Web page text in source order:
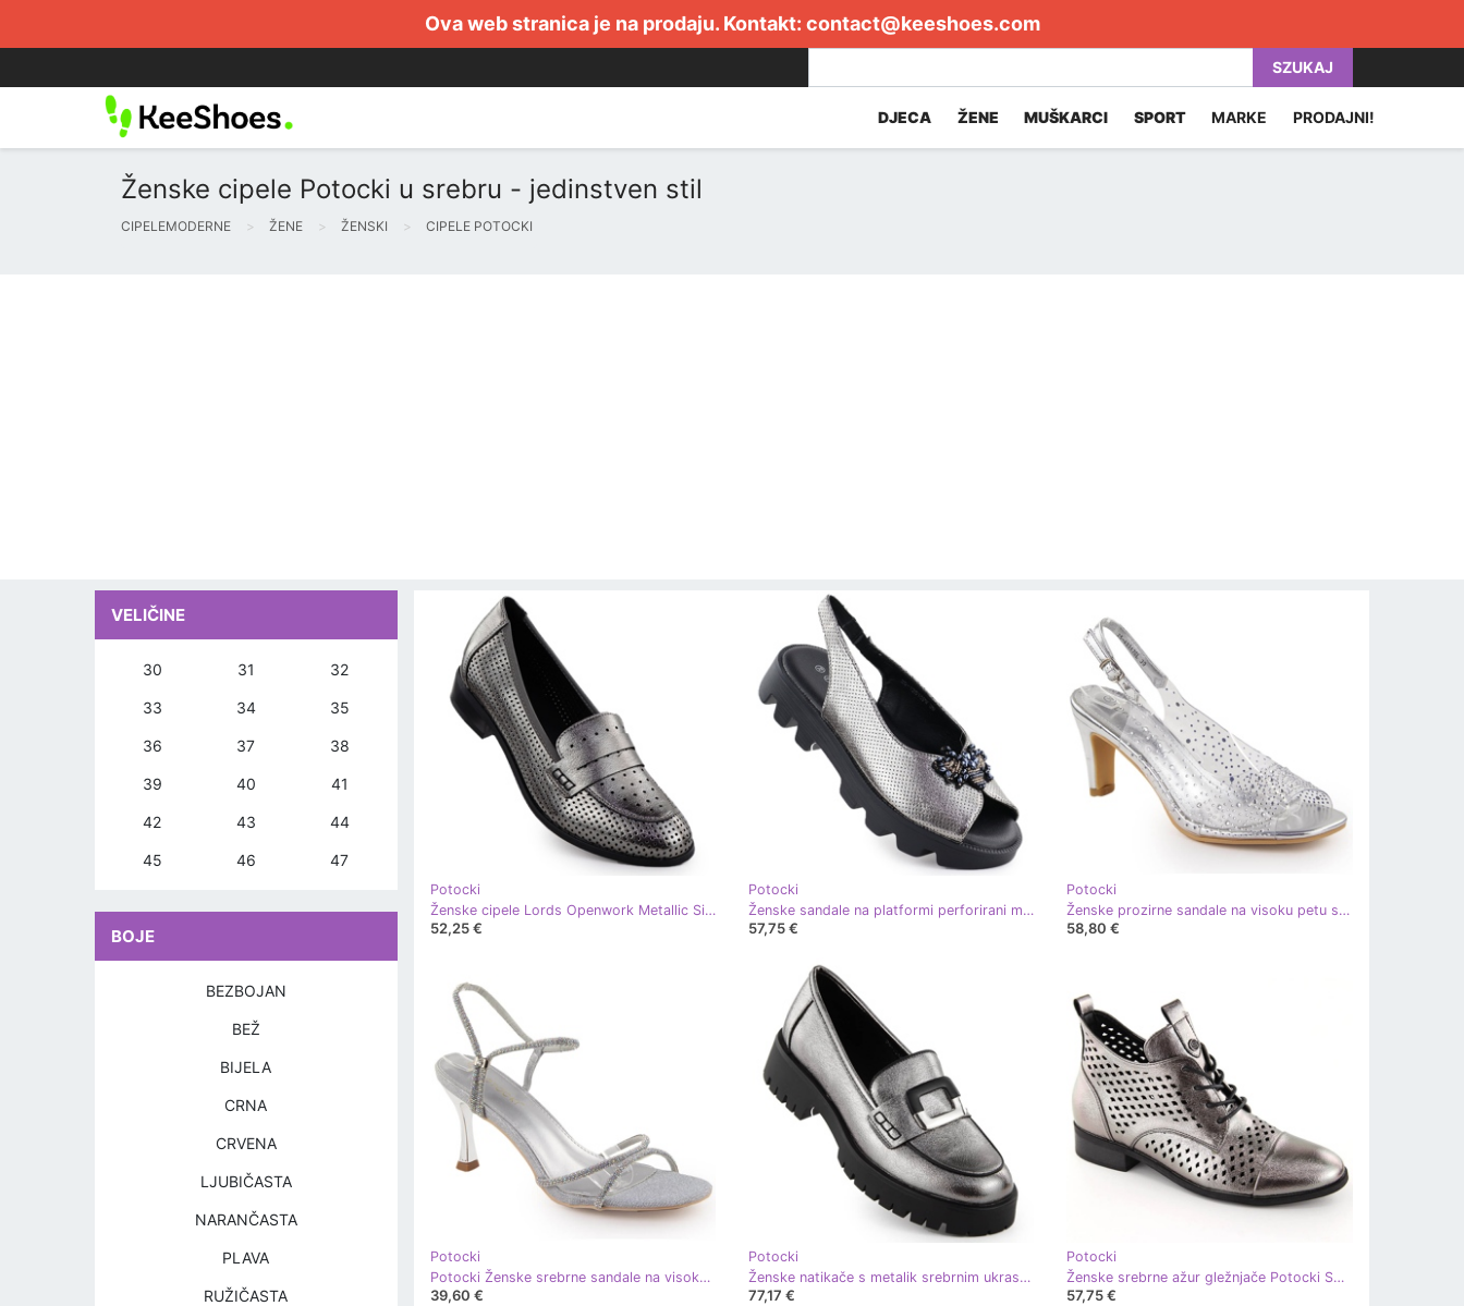
Ova web stranica je na prodaju. Kontakt: contact@keeshoes.com
SZUKAJ
DJECA ŽENE MUŠKARCI SPORT MARKE PRODAJNI!
Ženske cipele Potocki u srebru - jedinstven stil
CIPELEMODERNE ŽENE ŽENSKI CIPELE POTOCKI
Potocki
Ženske cipele Lords Openwork Metallic Silver Potocki 12581 srebro
52,25 €
Potocki
Ženske sandale na platformi perforirani metalni srebrni Potocki SZ12610 srebro
57,75 €
Potocki
Ženske prozirne sandale na visoku petu sa srebrnim cirkonima Potocki WS43317 srebro
58,80 €
Potocki
Potocki Ženske srebrne sandale na visoku petu s cirkonima LE20326 srebro
39,60 €
Potocki
Ženske natikače s metalik srebrnim ukrasom Potocki 12420 srebro
77,17 €
Potocki
Ženske srebrne ažur gležnjače Potocki SZ12091 srebro
57,75 €
VELIČINE
30 31 32
33 34 35
36 37 38
39 40 41
42 43 44
45 46 47
BOJE
BEZBOJAN
BEŽ
BIJELA
CRNA
CRVENA
LJUBIČASTA
NARANČASTA
PLAVA
RUŽIČASTA